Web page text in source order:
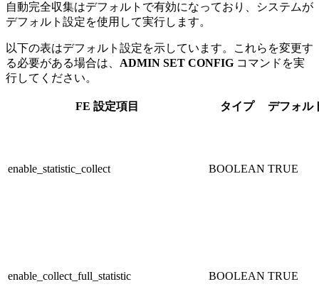
自動完全収集はデフォルトで有効になっており、システムが
デフォルト設定を使用して実行します。
以下の表はデフォルト設定を示しています。これらを変更す
る必要がある場合は、 ADMIN SET CONFIG コマンドを実
行してください。
FE 設定項目 タイプ デフォル
enable_statistic_collect BOOLEAN TRUE
enable_collect_full_statistic BOOLEAN TRUE